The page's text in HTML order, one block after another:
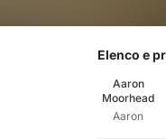
Elenco e
Aaron
Moorhead
Aaron